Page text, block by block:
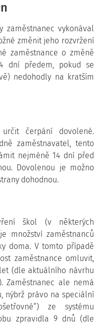
zaměstnanec vykonával
změnit jeho rozvržení
zaměstnance o změně
dní předem, pokud se
nedohodly na kratším
čerpání dovolené.
zaměstnavatel, tento
nejméně 14 dní před
Dovolenou je možno
dohodnou.
škol (v některých
množství zaměstnanců
doma. V tomto případě
zaměstnance omluvit,
(dle aktuálního návrhu
Zaměstnanec ale nemá
nýbrž právo na speciální
ze systému
zpravidla 9 dnů (dle